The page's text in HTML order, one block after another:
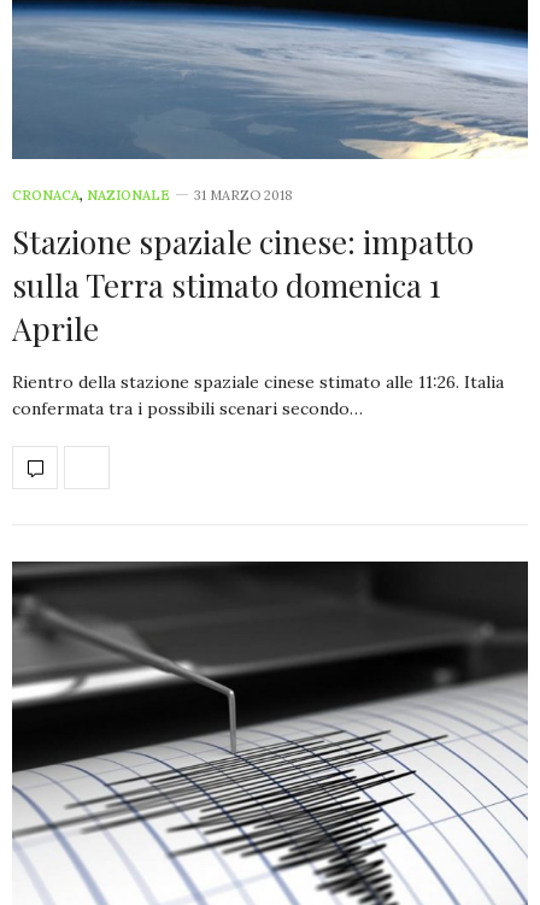
CRONACA, NAZIONALE 31 MARZO 2018
Stazione spaziale cinese: impatto
sulla Terra stimato domenica 1
Aprile
Rientro della stazione spaziale cinese stimato alle 11:26. Italia
confermata tra i possibili scenari secondo…